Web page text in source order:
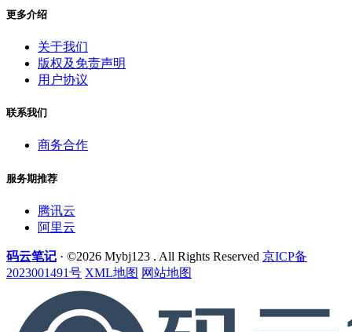
更多介绍
关于我们
版权及免责声明
用户协议
联系我们
商务合作
服务期推荐
腾讯云
阿里云
码云笔记 · ©2026 Mybj123 . All Rights Reserved 京ICP备
2023001491号 XML地图 网站地图